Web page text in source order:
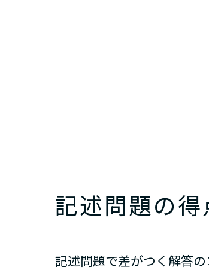
記述問題の
記述問題で差がつく解答